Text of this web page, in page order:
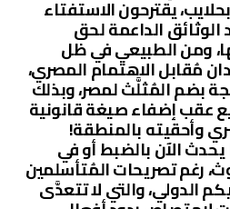
يقترحون الاستفتاء
الوثائق الداعمة لحق
ومن الطبيعي في ظل
مُقابل الاهتمام المصري،
بضم المُثلَّث لمصر، وبذلك
عقب إضفاء صيغة قانونية
وأحقيته بالمنطقة!
الآن بالضبط أو في
رغم تصريحات المُتأسلمين
الدولي، والتي لا تتعدَّى